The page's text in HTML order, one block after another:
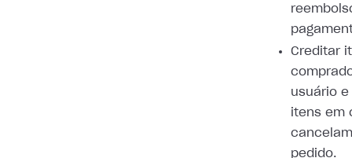
Creditar
usuário
itens em
pedido.